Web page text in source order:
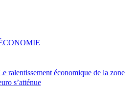
ralentissement économique de la zone
s’atténue